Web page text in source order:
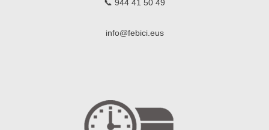
📞 944 41 50 49
info@febici.eus